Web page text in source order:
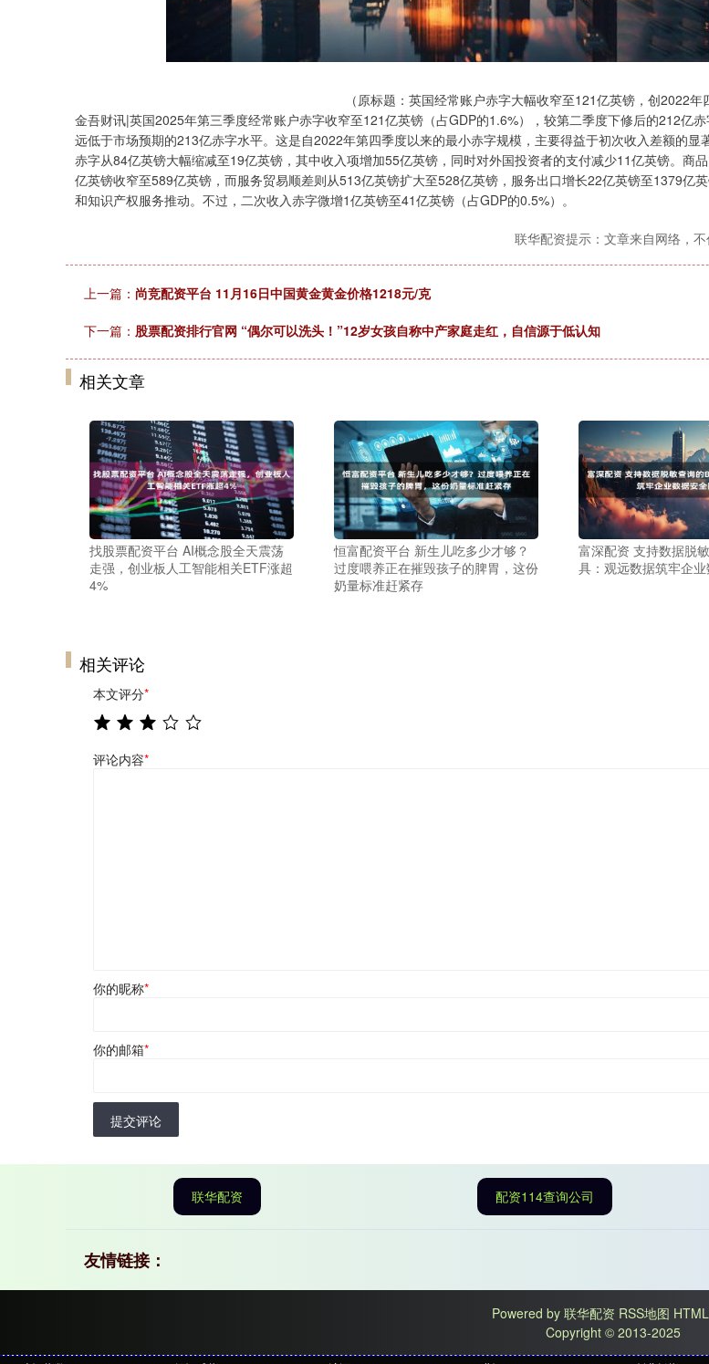
（原标题：英国经常账户赤字大幅收窄至121亿英镑，创2022年
金吾财讯|英国2025年第三季度经常账户赤字收窄至121亿英镑（占GDP的1.6%），较第二季度下修后的212亿
远低于市场预期的213亿赤字水平。这是自2022年第四季度以来的最小赤字规模，主要得益于初次收入差额的显
赤字从84亿英镑大幅缩减至19亿英镑，其中收入项增加55亿英镑，同时对外国投资者的支付减少11亿英镑。商
亿英镑收窄至589亿英镑，而服务贸易顺差则从513亿英镑扩大至528亿英镑，服务出口增长22亿英镑至1379亿
和知识产权服务推动。不过，二次收入赤字微增1亿英镑至41亿英镑（占GDP的0.5%）。
联华配资提示：文章来自网络，不
上一篇： 尚竞配资平台 11月16日中国黄金黄金价格1218元/克
下一篇： 股票配资排行官网 “偶尔可以洗头！”12岁女孩自称中产家庭走红，自信源于低认知
相关文章
找股票配资平台 AI概念股全天震荡
走强，创业板人工智能相关ETF涨超
4%
恒富配资平台 新生儿吃多少才够？
过度喂养正在摧毁孩子的脾胃，这份
奶量标准赶紧存
富深配资 支持数据脱
具：观远数据筑牢企
相关评论
本文评分*
评论内容*
你的昵称*
你的邮箱*
提交评论
联华配资 配资114查询公司
友情链接：
Powered by 联华配资 RSS地图
Copyright © 2013-2025